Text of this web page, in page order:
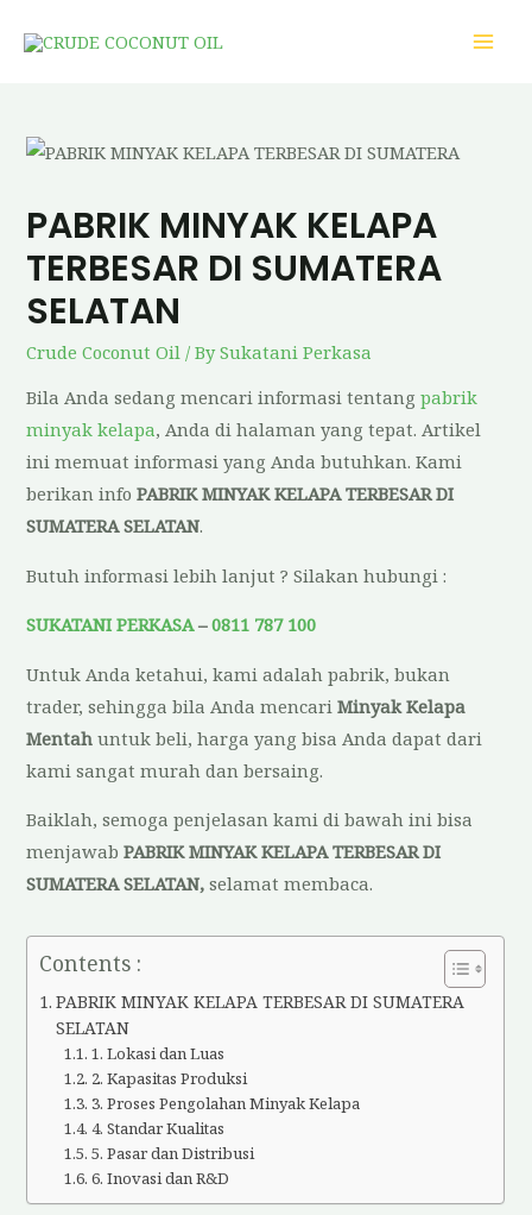
PABRIK MINYAK KELAPA
TERBESAR DI SUMATERA
SELATAN
Crude Coconut Oil / BySukatani Perkasa
Bila Anda sedang mencari informasi tentangpabrik
minyak kelapa, Anda di halaman yang tepat. Artikel
ini memuat informasi yang Anda butuhkan. Kami
berikan infoPABRIK MINYAK KELAPA TERBESAR DI
SUMATERA SELATAN.
Butuh informasi lebih lanjut ? Silakan hubungi :
SUKATANI PERKASA–0811 787 100
Untuk Anda ketahui, kami adalah pabrik, bukan
trader, sehingga bila Anda mencariMinyak Kelapa
Mentah untuk beli, harga yang bisa Anda dapat dari
kami sangat murah dan bersaing.
Baiklah, semoga penjelasan kami di bawah ini bisa
menjawabPABRIK MINYAK KELAPA TERBESAR DI
SUMATERA SELATAN,selamat membaca.
Contents :
PABRIK MINYAK KELAPA TERBESAR DI SUMATERA
SELATAN
1. Lokasi dan Luas
2. Kapasitas Produksi
3. Proses Pengolahan Minyak Kelapa
4. Standar Kualitas
5. Pasar dan Distribusi
6. Inovasi dan R&D